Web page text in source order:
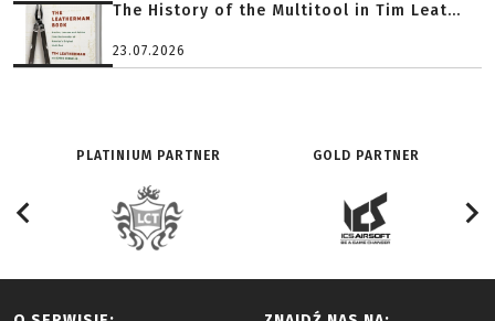
The History of the Multitool in Tim Leat...
23.07.2026
PLATINIUM PARTNER GOLD PARTNER